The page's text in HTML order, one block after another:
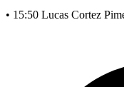
• 15:50 Lucas Cortez